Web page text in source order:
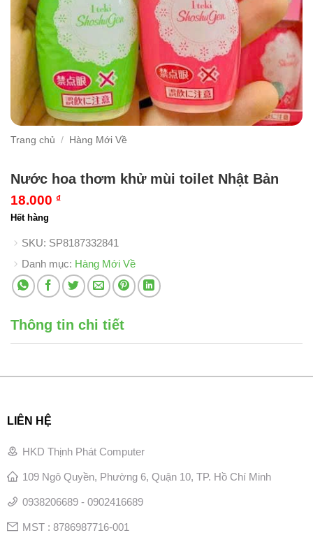
Trang chủ / Hàng Mới Về
Nước hoa thơm khử mùi toilet Nhật Bản
18.000 ₫
Hết hàng
SKU: SP8187332841
Danh mục: Hàng Mới Về
Thông tin chi tiết
LIÊN HỆ
HKD Thịnh Phát Computer
109 Ngô Quyền, Phường 6, Quận 10, TP. Hồ Chí Minh
0938206689 - 0902416689
MST : 8786987716-001